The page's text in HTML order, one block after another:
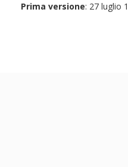
Prima versione: 27 luglio